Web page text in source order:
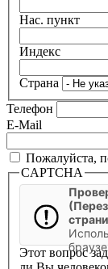
Нас. пункт
Индекс
Страна
Телефон
E-Mail
Пожалуйста,
CAPTCHA
Этот вопрос